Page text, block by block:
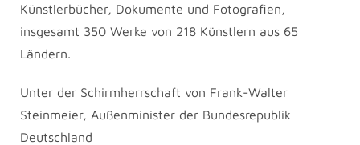
Künstlerbücher, Dokumente und Fotografien,
insgesamt 350 Werke von 218 Künstlern aus 65
Ländern.
Unter der Schirmherrschaft von Frank-Walter
Steinmeier, Außenminister der Bundesrepublik
Deutschland